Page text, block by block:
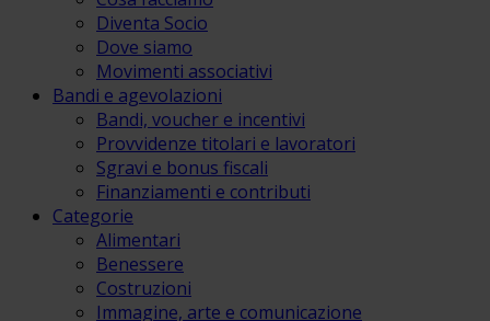
Diventa Socio
Dove siamo
Movimenti associativi
Bandi e agevolazioni
Bandi, voucher e incentivi
Provvidenze titolari e lavoratori
Sgravi e bonus fiscali
Finanziamenti e contributi
Categorie
Alimentari
Benessere
Costruzioni
Immagine, arte e comunicazione